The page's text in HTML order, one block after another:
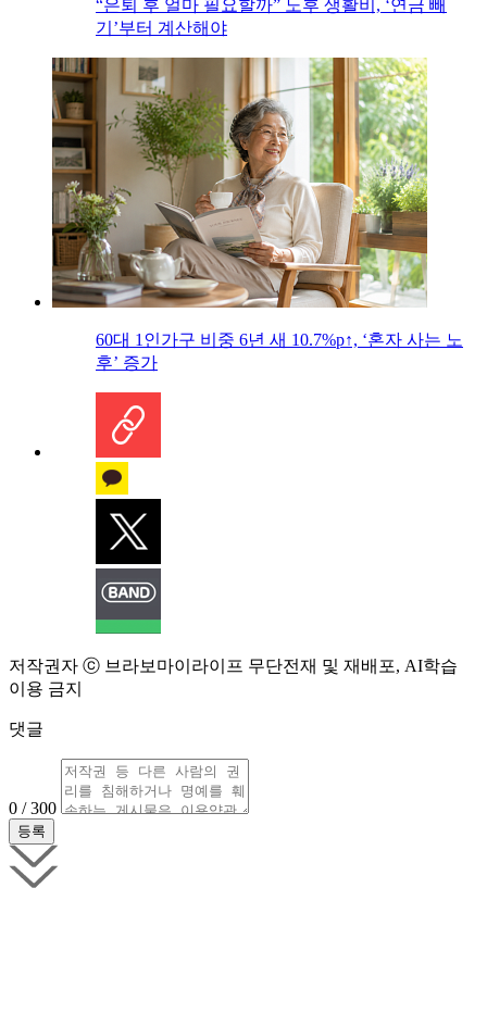
“은퇴 후 얼마 필요할까” 노후 생활비, ‘연금 빼
기’부터 계산해야
60대 1인가구 비중 6년 새 10.7%p↑, ‘혼자 사는 노
후’ 증가
저작권자 ⓒ 브라보마이라이프 무단전재 및 재배포, AI학습
이용 금지
댓글
0 / 300